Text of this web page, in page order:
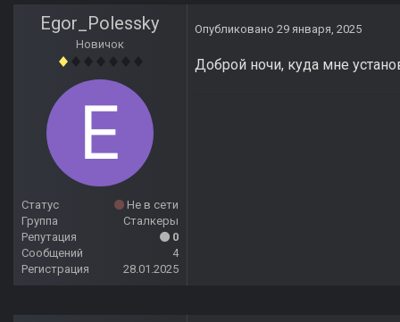
Egor_Polessky
Новичок
Статус
Не в сети
Группа
Сталкеры
Репутация
0
Сообщений
4
Регистрация
28.01.2025
Опубликовано 29 января, 2025
Доброй ночи, куда мне